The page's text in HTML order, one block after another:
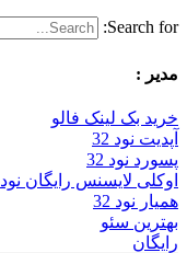
Search for:
مدیر :
خرید بک لینک فالو
آپدیت نود 32
پسورد نود 32
اوکلی لایسنس رایگان نود 32
همیار نود 32
بهترین سئو
رایگان